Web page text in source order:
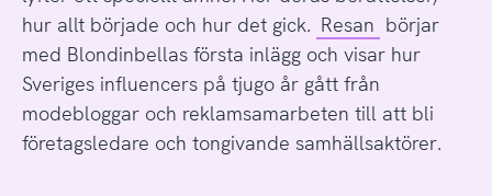
hur allt började och hur det gick. Resan börjar
med Blondinbellas första inlägg och visar hur
Sveriges influencers på tjugo år gått från
modebloggar och reklamsamarbeten till att bli
företagsledare och tongivande samhällsaktörer.